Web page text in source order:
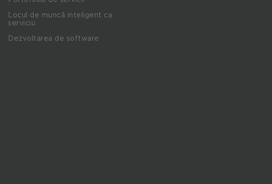
Locul de muncă inteligent ca
serviciu
Dezvoltarea de software